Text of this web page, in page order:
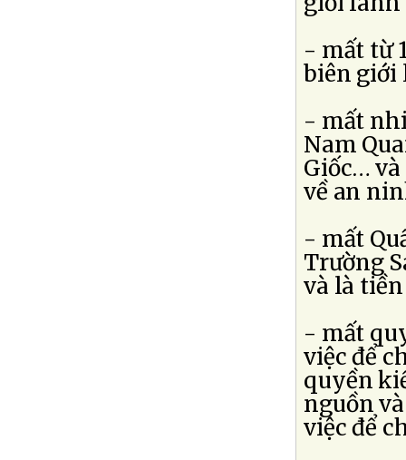
- mất từ
biên giới
- mất
Nam
Giốc…
về an
- mất
Trường
và là
- mất
việc để
quyền
nguồn
việc để